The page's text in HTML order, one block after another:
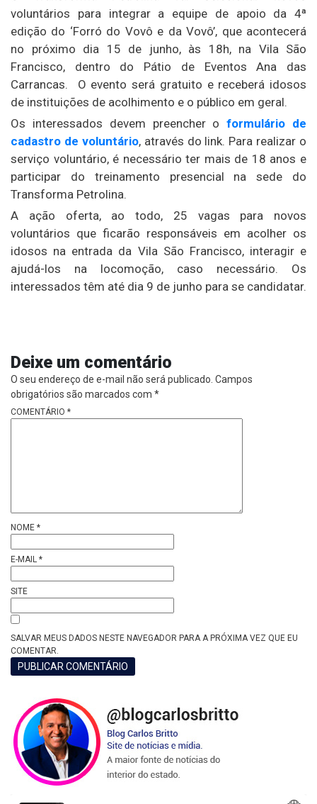
voluntários para integrar a equipe de apoio da 4ª
edição do ‘Forró do Vovô e da Vovô’, que acontecerá
no próximo dia 15 de junho, às 18h, na Vila São
Francisco, dentro do Pátio de Eventos Ana das
Carrancas. O evento será gratuito e receberá idosos
de instituições de acolhimento e o público em geral.
Os interessados devem preencher oformulário de
cadastro de voluntário, através do link. Para realizar o
serviço voluntário, é necessário ter mais de 18 anos e
participar do treinamento presencial na sede do
Transforma Petrolina.
A ação oferta, ao todo, 25 vagas para novos
voluntários que ficarão responsáveis em acolher os
idosos na entrada da Vila São Francisco, interagir e
ajudá-los na locomoção, caso necessário. Os
interessados têm até dia 9 de junho para se candidatar.
Deixe um comentário
O seu endereço de e-mail não será publicado. Campos
obrigatórios são marcados com *
COMENTÁRIO *
NOME *
E-MAIL *
SITE
SALVAR MEUS DADOS NESTE NAVEGADOR PARA A PRÓXIMA VEZ QUE EU
COMENTAR.